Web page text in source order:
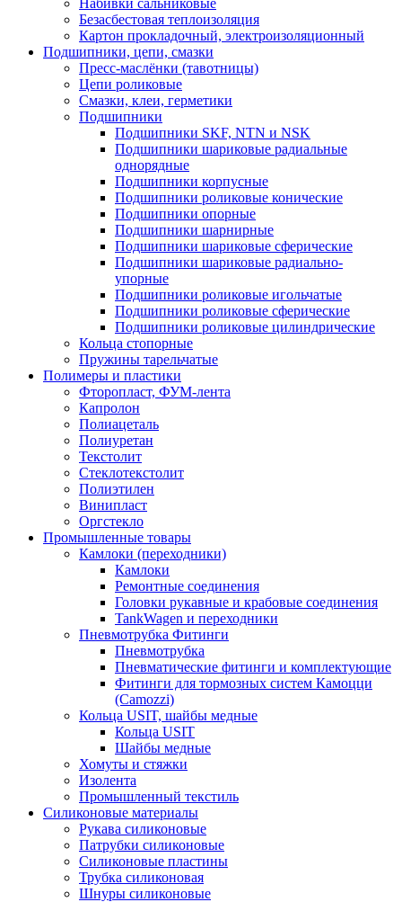
Набивки сальниковые
Безасбестовая теплоизоляция
Картон прокладочный, электроизоляционный
Подшипники, цепи, смазки
Пресс-маслёнки (тавотницы)
Цепи роликовые
Смазки, клеи, герметики
Подшипники
Подшипники SKF, NTN и NSK
Подшипники шариковые радиальные
однорядные
Подшипники корпусные
Подшипники роликовые конические
Подшипники опорные
Подшипники шарнирные
Подшипники шариковые сферические
Подшипники шариковые радиально-
упорные
Подшипники роликовые игольчатые
Подшипники роликовые сферические
Подшипники роликовые цилиндрические
Кольца стопорные
Пружины тарельчатые
Полимеры и пластики
Фторопласт, ФУМ-лента
Капролон
Полиацеталь
Полиуретан
Текстолит
Стеклотекстолит
Полиэтилен
Винипласт
Оргстекло
Промышленные товары
Камлоки (переходники)
Камлоки
Ремонтные соединения
Головки рукавные и крабовые соединения
TankWagen и переходники
Пневмотрубка Фитинги
Пневмотрубка
Пневматические фитинги и комплектующие
Фитинги для тормозных систем Камоцци
(Camozzi)
Кольца USIT, шайбы медные
Кольца USIT
Шайбы медные
Хомуты и стяжки
Изолента
Промышленный текстиль
Силиконовые материалы
Рукава силиконовые
Патрубки силиконовые
Силиконовые пластины
Трубка силиконовая
Шнуры силиконовые